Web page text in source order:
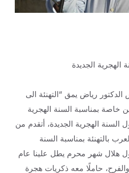
الهجرية الجديدة
رياض يمق “التهنئة الى
خاصة بمناسبة السنة الهجرية
السنة الهجرية الجديدة، أتقدم من
بالتهنئة بمناسبة السنة
ومع دخول هلال شهر محرم يطل علينا عام
حاملًا معه ذكريات هجرة